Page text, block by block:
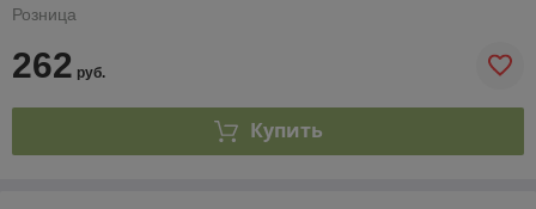
Розница
262 руб.
Купить